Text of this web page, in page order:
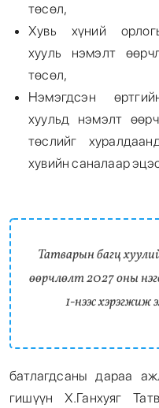
төсөл,
Хувь хүний
хууль нэмэлт
төсөл,
Нэмэгдсэн
хуульд нэмэлт
төслийг
хувийн саналаар
Татварын багц
өөрчлөлт 2027 оны
1-нээс хэрэгжиж
батлагдсаны дараа
гишүүн Х.Ганхуяг